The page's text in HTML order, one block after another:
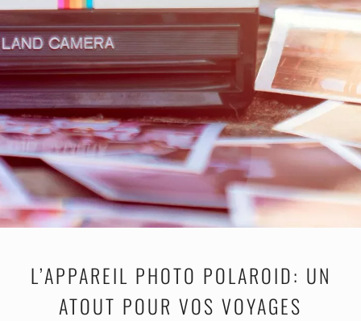
L’APPAREIL PHOTO POLAROID: UN
ATOUT POUR VOS VOYAGES